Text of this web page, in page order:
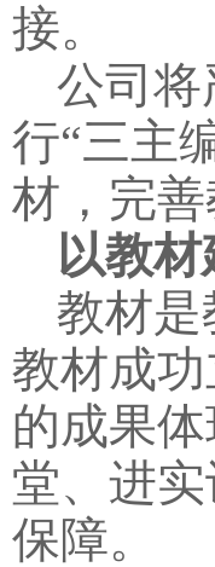
接。
公司
行“三主
材，完
以教
教材
教材成
的成果
堂、进
保障。